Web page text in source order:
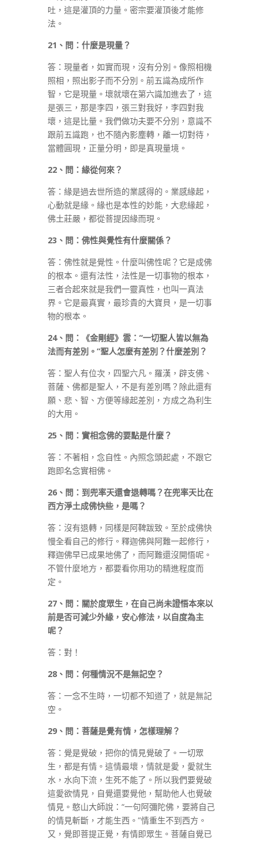
吐，這是灌頂的力量。密宗要灌頂後才能修
法。
21 、問：什麼是現量？
答：現量者，如實而現，沒有分別。像照相機
照相，照出影子而不分別。前五識為成所作
智，它是現量。壞就壞在第六識加進去了，這
是張三，那是李四，張三對我好，李四對我
壞，這是比量。我們做功夫要不分別，意識不
跟前五識跑，也不隨內影塵轉，離一切對待，
當體圓現，正量分明，即是真現量境。
22、問：緣從何來？
答：緣是過去世所造的業感得的。業感緣起，
心動就是緣。緣也是本性的妙能，大悲緣起，
佛土莊嚴，都從菩提因緣而現。
23 、問：佛性與覺性有什麼關係？
答：佛性就是覺性。什麼叫佛性呢？它是成佛
的根本。還有法性，法性是一切事物的根本，
三者合起來就是我們一靈真性，也叫一真法
界。它是最真實，最珍貴的大寶貝，是一切事
物的根本。
24、問：《金剛經》雲： “一切聖人皆以無為
法而有差別。 ”聖人怎麼有差別？什麼差別？
答：聖人有位次，四聖六凡。羅漢，辟支佛、
菩薩、佛都是聖人，不是有差別嗎？除此還有
願、悲、智、方便等緣起差別，方成之為利生
的大用。
25 、問：實相念佛的要點是什麼？
答：不著相，念自性。內照念頭起處，不跟它
跑即名念實相佛。
26、問：到兜率天還會退轉嗎？在兜率天比在
西方淨土成佛快些，是嗎？
答：沒有退轉，同樣是阿鞞跋致。至於成佛快
慢全看自己的修行。釋迦佛與阿難一起修行，
釋迦佛早已成果地佛了，而阿難還沒開悟呢。
不管什麼地方，都要看你用功的精進程度而
定。
27、問：關於度眾生，在自己尚未證悟本來以
前是否可減少外緣，安心修法，以自度為主
呢？
答：對！
28、問：何種情況不是無記空？
答：一念不生時，一切都不知道了，就是無記
空。
29、問：菩薩是覺有情，怎樣理解？
答：覺是覺破，把你的情見覺破了。一切眾
生，都是有情。這情最壞，情就是愛，愛就生
水，水向下流，生死不能了。所以我們要覺破
這愛欲情見，自覺還要覺他，幫助他人也覺破
情見。憨山大師說：“一句阿彌陀佛，要將自己
的情見斬斷，才能生西。”情重生不到西方。
又，覺即菩提正覺，有情即眾生。菩薩自覺已